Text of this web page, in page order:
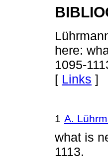
here:
1095-
[ Links ]
1 A.
what is
1113.